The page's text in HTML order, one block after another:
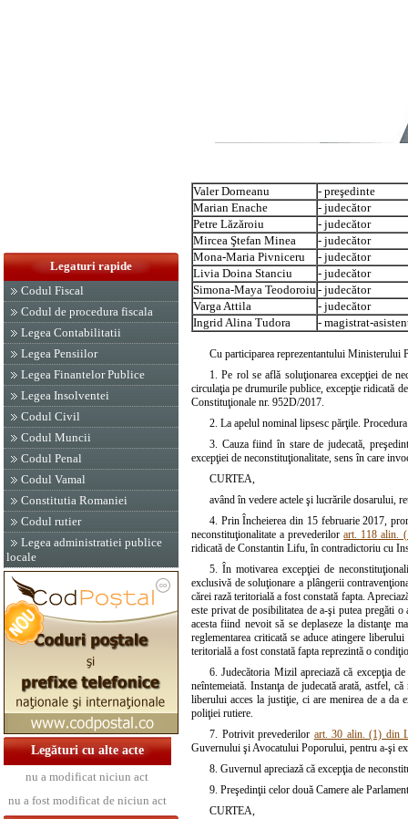
Legaturi rapide
Codul Fiscal
Codul de procedura fiscala
Legea Contabilitatii
Legea Pensiilor
Legea Finantelor Publice
Legea Insolventei
Codul Civil
Codul Muncii
Codul Penal
Codul Vamal
Constitutia Romaniei
Codul rutier
Legea administratiei publice
locale
Legături cu alte acte
nu a modificat niciun act
nu a fost modificat de niciun act
Valer Dorneanu
- preşedinte
Marian Enache
- judecător
Petre Lăzăroiu
- judecător
Mircea Ştefan Minea
- judecător
Mona-Maria Pivniceru
- judecător
Livia Doina Stanciu
- judecător
Simona-Maya Teodoroiu - judecător
Varga Attila
- judecător
Ingrid Alina Tudora
- magistrat-
Cu participarea reprezentantului Ministerului
1. Pe rol se află soluţionarea excepţiei de
circulaţia pe drumurile publice, excepţie ridicată
Constituţionale nr. 952D/2017.
2. La apelul nominal lipsesc părţile.
3. Cauza fiind în stare de judecată,
excepţiei de neconstituţionalitate, sens în care
CURTEA,
având în vedere actele şi lucrările dosarului,
4. Prin Încheierea din 15 februarie 2017,
neconstituţionalitate a prevederilorart. 118 alin.
ridicată de Constantin Lifu, în contradictoriu cu
5. În motivarea excepţiei de
exclusivă de soluţionare a plângerii
cărei rază teritorială a fost constată fapta.
este privat de posibilitatea de a-şi putea pregăti
acesta fiind nevoit să se deplaseze la distanţe
reglementarea criticată se aduce atingere
teritorială a fost constată fapta reprezintă o
6. Judecătoria Mizil apreciază că excepţia
neîntemeiată. Instanţa de judecată arată, astfel,
liberului acces la justiţie, ci are menirea de a da
poliţiei rutiere.
7. Potrivit prevederilor art. 30 alin. (1) din
Guvernului şi Avocatului Poporului, pentru a-şi
8. Guvernul apreciază că excepţia de
9. Preşedinţii celor două Camere ale
CURTEA,